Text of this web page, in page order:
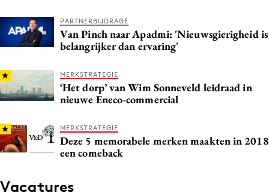
PARTNERBIJDRAGE
Van Pinch naar Apadmi: 'Nieuwsgierigheid is
belangrijker dan ervaring'
MERKSTRATEGIE
‘Het dorp’ van Wim Sonneveld leidraad in
nieuwe Eneco-commercial
MERKSTRATEGIE
Deze 5 memorabele merken maakten in 2018
een comeback
Vacatures